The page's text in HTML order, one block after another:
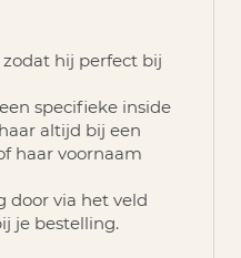
hij perfect bij
specifieke inside
altijd bij een
haar voornaam
door via het veld
je bestelling.